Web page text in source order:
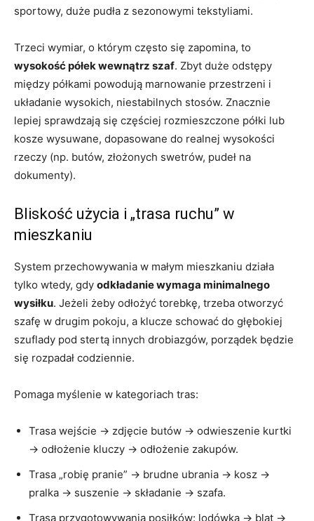
sportowy, duże pudła z sezonowymi tekstyliami.
Trzeci wymiar, o którym często się zapomina, to
wysokość półek wewnątrz szaf. Zbyt duże odstępy
między półkami powodują marnowanie przestrzeni i
układanie wysokich, niestabilnych stosów. Znacznie
lepiej sprawdzają się częściej rozmieszczone półki lub
kosze wysuwane, dopasowane do realnej wysokości
rzeczy (np. butów, złożonych swetrów, pudeł na
dokumenty).
Bliskość użycia i „trasa ruchu” w
mieszkaniu
System przechowywania w małym mieszkaniu działa
tylko wtedy, gdy odkładanie wymaga minimalnego
wysiłku. Jeżeli żeby odłożyć torebkę, trzeba otworzyć
szafę w drugim pokoju, a klucze schować do głębokiej
szuflady pod stertą innych drobiazgów, porządek będzie
się rozpadał codziennie.
Pomaga myślenie w kategoriach tras:
Trasa wejście → zdjęcie butów → odwieszenie kurtki
→ odłożenie kluczy → odłożenie zakupów.
Trasa „robię pranie” → brudne ubrania → kosz →
pralka → suszenie → składanie → szafa.
Trasa przygotowywania posiłków: lodówka → blat →